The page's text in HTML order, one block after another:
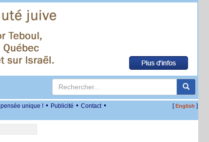
unique ! • Publicité • Contact • [English ]